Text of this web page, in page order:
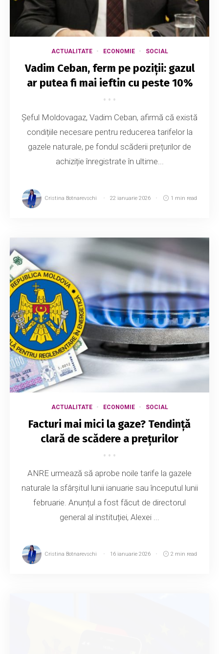
ACTUALITATE ECONOMIE SOCIAL
Vadim Ceban, ferm pe poziții: gazul
ar putea fi mai ieftin cu peste 10%
Șeful Moldovagaz, Vadim Ceban, afirmă că există
condițiile necesare pentru reducerea tarifelor la
gazele naturale, pe fondul scăderii prețurilor de
achiziție înregistrate în ultime...
Cristina Botnarevschi 22 ianuarie 2026 1 min read
ACTUALITATE ECONOMIE SOCIAL
Facturi mai mici la gaze? Tendință
clară de scădere a prețurilor
ANRE urmează să aprobe noile tarife la gazele
naturale la sfârșitul lunii ianuarie sau începutul lunii
februarie. Anunțul a fost făcut de directorul
general al instituției, Alexei ...
Cristina Botnarevschi 16 ianuarie 2026 2 min read